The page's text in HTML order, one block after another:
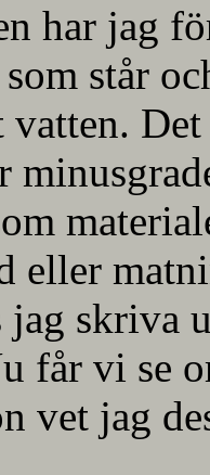
har jag
står
vatten.
eller
skriva
får vi se
vet jag